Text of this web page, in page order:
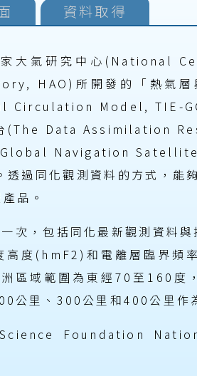
資料取得
家大氣研究中心(National
HAO)所開發的「熱氣
Model, TIE-
(The Data Assimilation
Navigation
同化觀測資料的方式，能夠
品。
次，包括同化最新觀測資料
度(hmF2)和電離層臨界頻
區域範圍為東經70至160
公里、300公里和400公里作
Foundation